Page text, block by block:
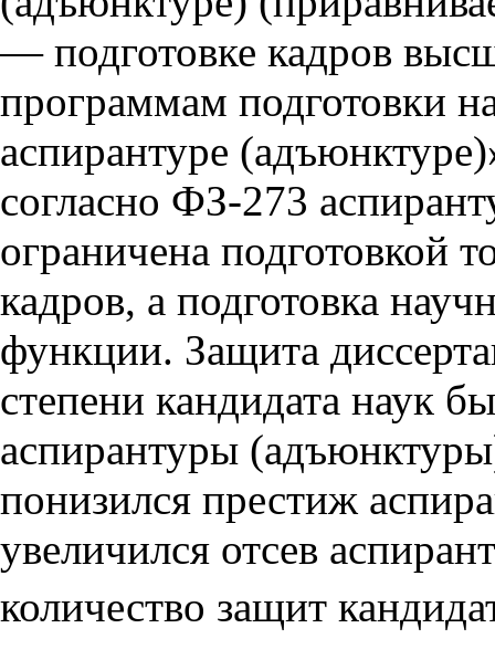
— подготовке кадров
программам подготовки
аспирантуре
согласно ФЗ-273
ограничена подготовкой
кадров, а подготовка
функции. Защита
степени кандидата наук
аспирантуры
понизился престиж
увеличился отсев
количество защит